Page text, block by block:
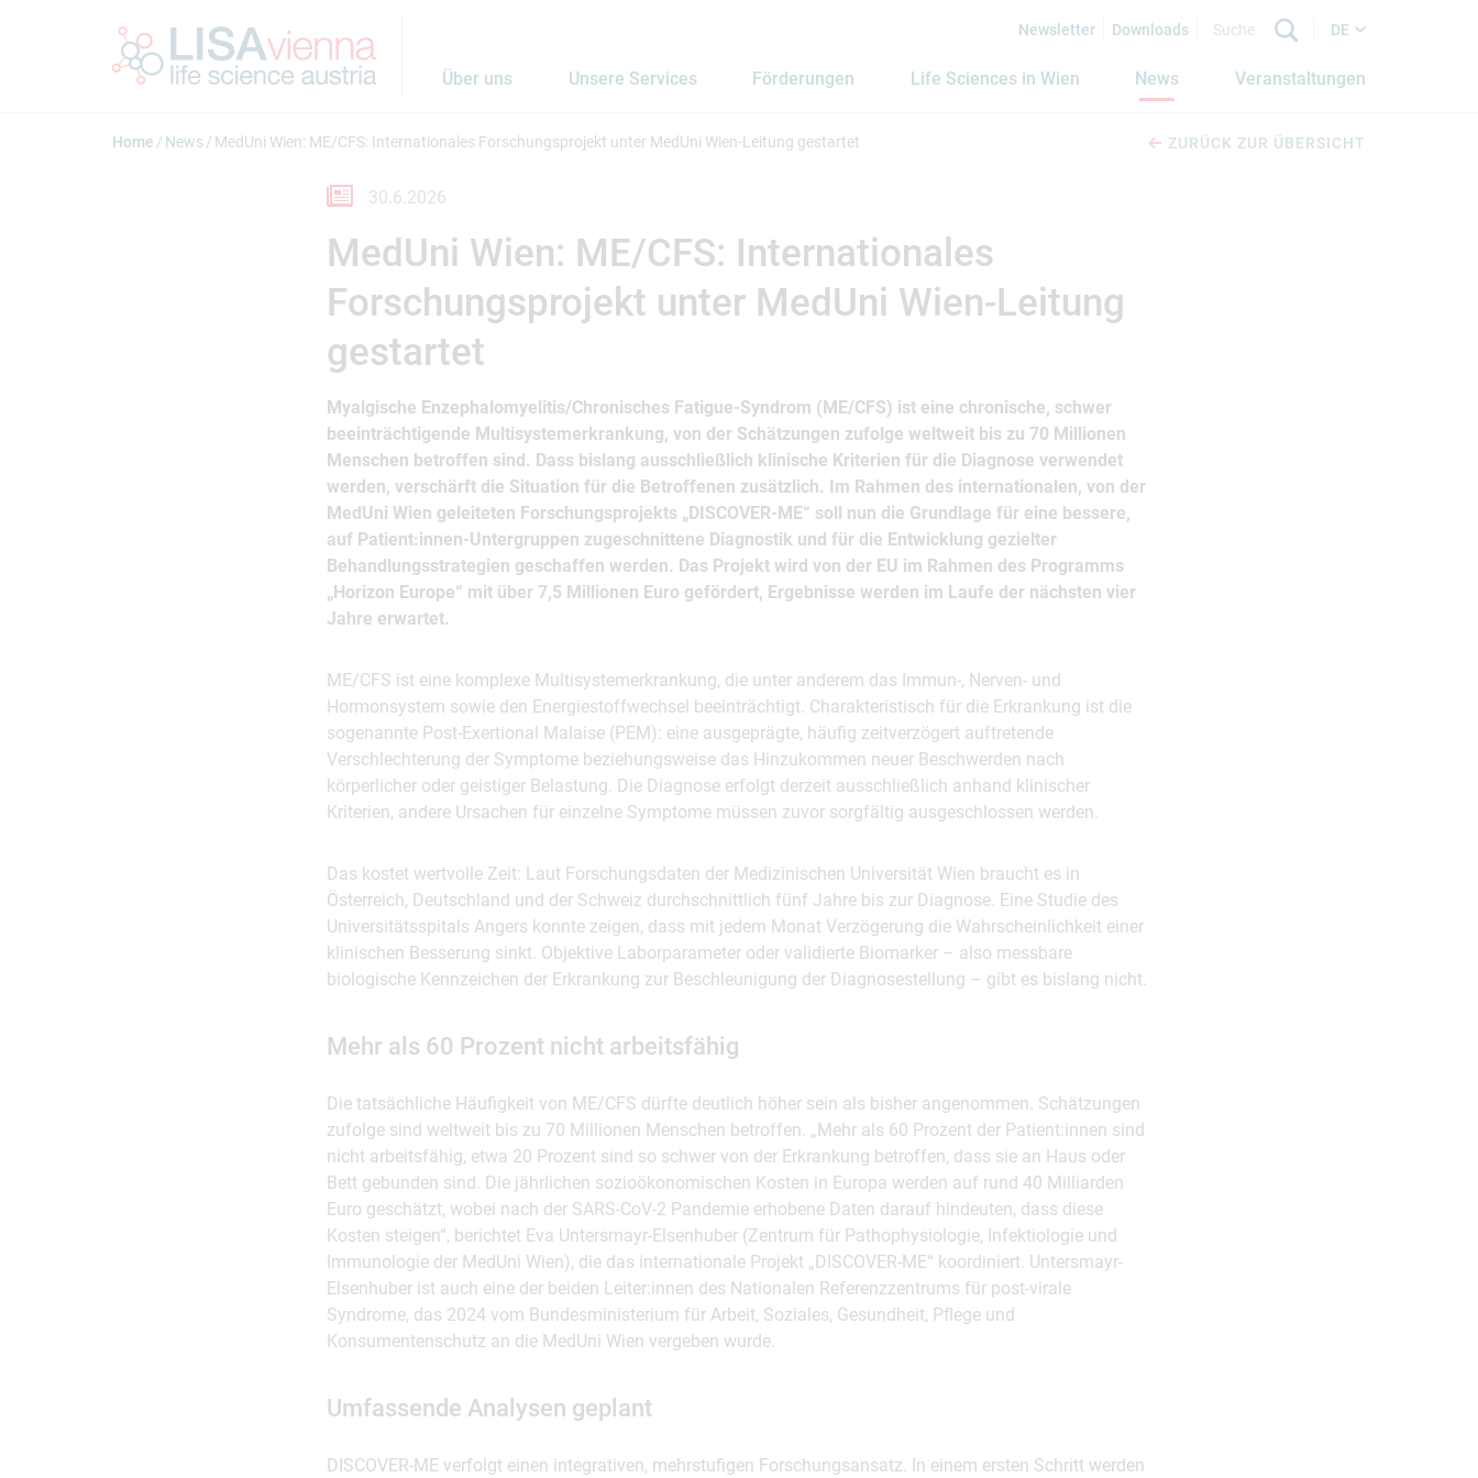
Newsletter Downloads DE
Über uns Unsere Services Förderungen Life Sciences in Wien News Veranstaltungen
Home News MedUni Wien: ME/CFS: Internationales Forschungsprojekt unter MedUni Wien-Leitung gestartet ZURÜCK ZUR ÜBERSICHT
30.6.2026
MedUni Wien: ME/CFS: Internationales
Forschungsprojekt unter MedUni Wien-Leitung
gestartet
Myalgische Enzephalomyelitis/Chronisches Fatigue-Syndrom (ME/CFS) ist eine chronische, schwer
beeinträchtigende Multisystemerkrankung, von der Schätzungen zufolge weltweit bis zu 70 Millionen
Menschen betroffen sind. Dass bislang ausschließlich klinische Kriterien für die Diagnose verwendet
werden, verschärft die Situation für die Betroffenen zusätzlich. Im Rahmen des internationalen, von der
MedUni Wien geleiteten Forschungsprojekts „DISCOVER-ME“ soll nun die Grundlage für eine bessere,
auf Patient:innen-Untergruppen zugeschnittene Diagnostik und für die Entwicklung gezielter
Behandlungsstrategien geschaffen werden. Das Projekt wird von der EU im Rahmen des Programms
„Horizon Europe“ mit über 7,5 Millionen Euro gefördert, Ergebnisse werden im Laufe der nächsten vier
Jahre erwartet.
ME/CFS ist eine komplexe Multisystemerkrankung, die unter anderem das Immun-, Nerven- und
Hormonsystem sowie den Energiestoffwechsel beeinträchtigt. Charakteristisch für die Erkrankung ist die
sogenannte Post-Exertional Malaise (PEM): eine ausgeprägte, häufig zeitverzögert auftretende
Verschlechterung der Symptome beziehungsweise das Hinzukommen neuer Beschwerden nach
körperlicher oder geistiger Belastung. Die Diagnose erfolgt derzeit ausschließlich anhand klinischer
Kriterien, andere Ursachen für einzelne Symptome müssen zuvor sorgfältig ausgeschlossen werden.
Das kostet wertvolle Zeit: Laut Forschungsdaten der Medizinischen Universität Wien braucht es in
Österreich, Deutschland und der Schweiz durchschnittlich fünf Jahre bis zur Diagnose. Eine Studie des
Universitätsspitals Angers konnte zeigen, dass mit jedem Monat Verzögerung die Wahrscheinlichkeit einer
klinischen Besserung sinkt. Objektive Laborparameter oder validierte Biomarker – also messbare
biologische Kennzeichen der Erkrankung zur Beschleunigung der Diagnosestellung – gibt es bislang nicht.
Mehr als 60 Prozent nicht arbeitsfähig
Die tatsächliche Häufigkeit von ME/CFS dürfte deutlich höher sein als bisher angenommen. Schätzungen
zufolge sind weltweit bis zu 70 Millionen Menschen betroffen. „Mehr als 60 Prozent der Patient:innen sind
nicht arbeitsfähig, etwa 20 Prozent sind so schwer von der Erkrankung betroffen, dass sie an Haus oder
Bett gebunden sind. Die jährlichen sozioökonomischen Kosten in Europa werden auf rund 40 Milliarden
Euro geschätzt, wobei nach der SARS-CoV-2 Pandemie erhobene Daten darauf hindeuten, dass diese
Kosten steigen“, berichtet Eva Untersmayr-Elsenhuber (Zentrum für Pathophysiologie, Infektiologie und
Immunologie der MedUni Wien), die das internationale Projekt „DISCOVER-ME“ koordiniert. Untersmayr-
Elsenhuber ist auch eine der beiden Leiter:innen des Nationalen Referenzzentrums für post-virale
Syndrome, das 2024 vom Bundesministerium für Arbeit, Soziales, Gesundheit, Pflege und
Konsumentenschutz an die MedUni Wien vergeben wurde.
Umfassende Analysen geplant
DISCOVER-ME verfolgt einen integrativen, mehrstufigen Forschungsansatz. In einem ersten Schritt werden